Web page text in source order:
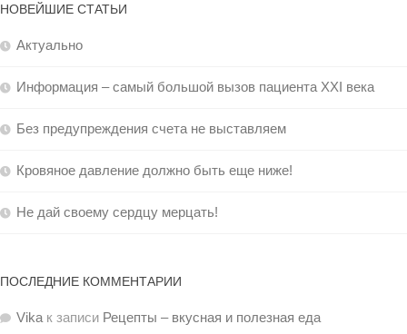
НОВЕЙШИЕ СТАТЬИ
Актуально
Информация – самый большой вызов пациента XXI века
Без предупреждения счета не выставляем
Кровяное давление должно быть еще ниже!
Не дай своему сердцу мерцать!
ПОСЛЕДНИЕ КОММЕНТАРИИ
Vika к записи Рецепты – вкусная и полезная еда